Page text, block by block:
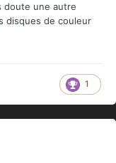
doute une autre
disques de couleur
1